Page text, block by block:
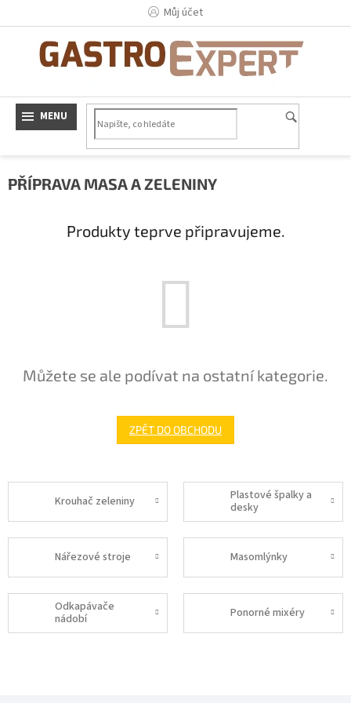
Můj účet
PŘÍPRAVA MASA A ZELENINY
Produkty teprve připravujeme.
Můžete se ale podívat na ostatní kategorie.
ZPĚT DO OBCHODU
Krouhač zeleniny
Plastové špalky a
desky
Nářezové stroje Masomlýnky
Odkapávače
nádobí
Ponorné mixéry